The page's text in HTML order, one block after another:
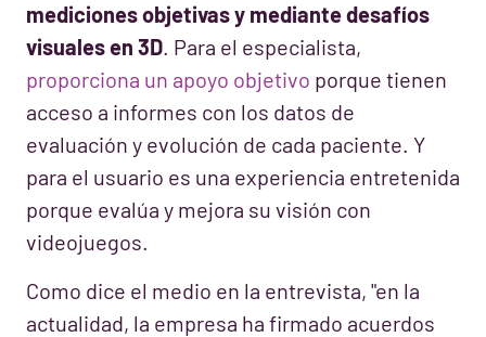
mediciones objetivas y mediante desafíos
visuales en 3D. Para el especialista,
proporciona un apoyo objetivo porque tienen
acceso a informes con los datos de
evaluación y evolución de cada paciente. Y
para el usuario es una experiencia entretenida
porque evalúa y mejora su visión con
videojuegos.
Como dice el medio en la entrevista, "en la
actualidad, la empresa ha firmado acuerdos